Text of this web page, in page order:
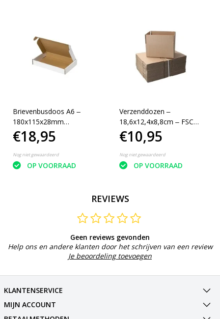
Brievenbusdoos A6 ‒
180x115x28mm
Verzenddozen FSC
Gerecycled 100 Stuks
€18,95
Nog niet gewaardeerd
OP VOORRAAD
Verzenddozen ‒
18,6x12,4x8,8cm ‒ FSC
Gerecycled karton 25
dozen
€10,95
Nog niet gewaardeerd
OP VOORRAAD
REVIEWS
Geen reviews gevonden
Help ons en andere klanten door het schrijven van een review
Je beoordeling toevoegen
KLANTENSERVICE
MIJN ACCOUNT